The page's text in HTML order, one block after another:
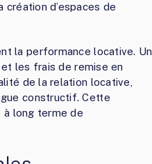
d’espaces de
la performance locative. Un
les frais de remise en
de la relation locative,
constructif. Cette
long terme de